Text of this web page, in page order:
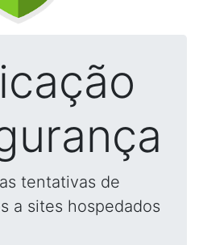
tentativas de
a sites hospedados